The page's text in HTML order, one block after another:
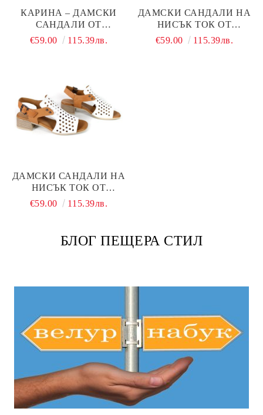
КАРИНА – ДАМСКИ
САНДАЛИ ОТ
ЕСТЕСТВЕНА КОЖА НА
€59.00 115.39лв.
ДАМСКИ САНДАЛИ НА
НИСЪК ТОК ОТ
ЕСТЕСТВЕНА КОЖА В
€59.00 115.39лв.
ДАМСКИ САНДАЛИ НА
НИСЪК ТОК ОТ
ЕСТЕСТВЕНА КОЖА В
КАРИНА.
€59.00 115.39лв.
БЛОГ ПЕЩЕРА СТИЛ